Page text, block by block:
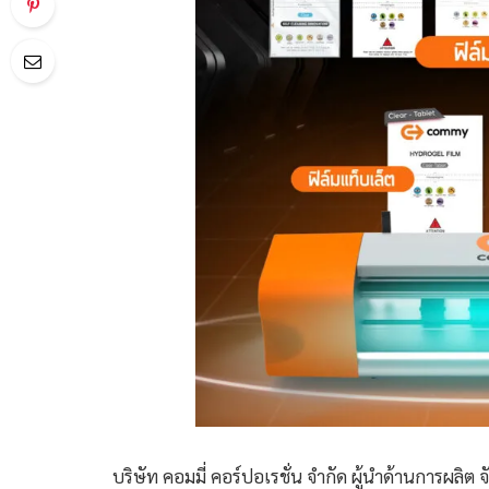
บริษัท คอมมี่ คอร์ปอเรชั่น จำกัด ผู้นำด้านการผลิต